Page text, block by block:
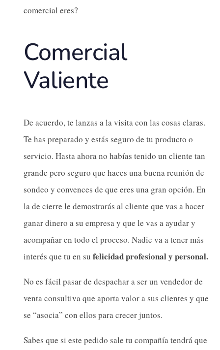
comercial eres?
Comercial
Valiente
De acuerdo, te lanzas a la visita con las cosas claras.
Te has preparado y estás seguro de tu producto o
servicio. Hasta ahora no habías tenido un cliente tan
grande pero seguro que haces una buena reunión de
sondeo y convences de que eres una gran opción. En
la de cierre le demostrarás al cliente que vas a hacer
ganar dinero a su empresa y que le vas a ayudar y
acompañar en todo el proceso. Nadie va a tener más
interés que tu en su felicidad profesional y personal.
No es fácil pasar de despachar a ser un vendedor de
venta consultiva que aporta valor a sus clientes y que
se “asocia” con ellos para crecer juntos.
Sabes que si este pedido sale tu compañía tendrá que